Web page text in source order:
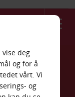
deg
og for å
vårt. Vi
og